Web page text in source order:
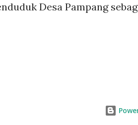
Desa Pampang
hutan yang hijau dan